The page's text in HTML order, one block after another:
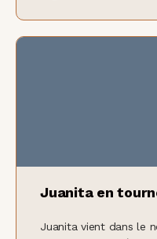
Juanita en
Juanita vient dans le